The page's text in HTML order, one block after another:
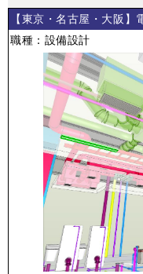
【東京・名古屋・大阪】
職種：設備設計